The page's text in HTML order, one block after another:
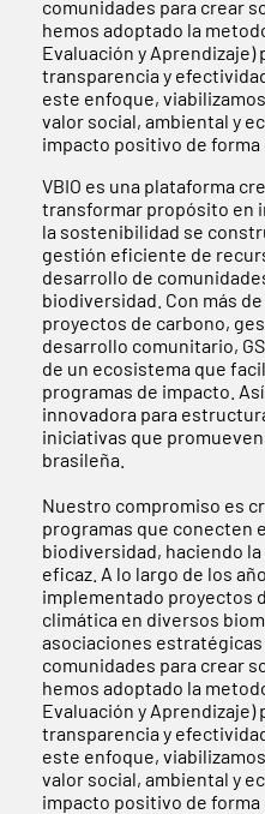
comunidades para crear
hemos adoptado la
Evaluación y Aprendizaje)
transparencia y
este enfoque,
valor social, ambiental y
impacto positivo de
VBIO es una plataforma
transformar propósito en
la sostenibilidad se
gestión eficiente de
desarrollo de
biodiversidad. Con más
proyectos de carbono,
desarrollo comunitario,
de un ecosistema que
programas de impacto.
innovadora para
iniciativas que
brasileña.
Nuestro compromiso es
programas que conecten
biodiversidad, haciendo
eficaz. A lo largo de los
implementado proyectos
climática en diversos
asociaciones
comunidades para crear
hemos adoptado la
Evaluación y Aprendizaje)
transparencia y
este enfoque,
valor social, ambiental y
impacto positivo de